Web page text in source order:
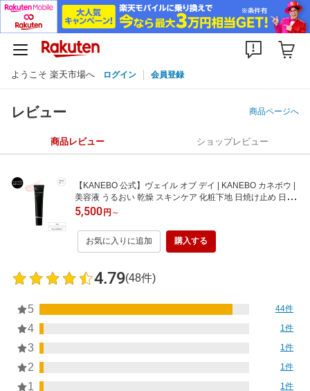
ようこそ 楽天市場へ ログイン 会員登録
レビュー 商品ページへ
商品レビュー ショップレビュー
【KANEBO 公式】ヴェイル オブ デイ | KANEBO カネボウ |
美容液 うるおい 乾燥 スキンケア 化粧下地 日焼け止め 日焼
け対策 UVケア SPF50 PA+++ ギフト プレゼント ご褒美 正
規品 デパコス
5,500円 ～
お気に入りに追加 購入する
4.79(48件)
5 44件
4 1件
3 1件
2 1件
1 1件